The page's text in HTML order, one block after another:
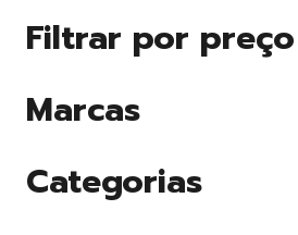
Filtrar por preço
Marcas
Categorias